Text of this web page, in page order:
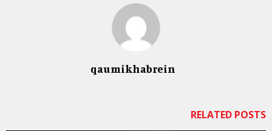
qaumikhabrein
RELATED POSTS